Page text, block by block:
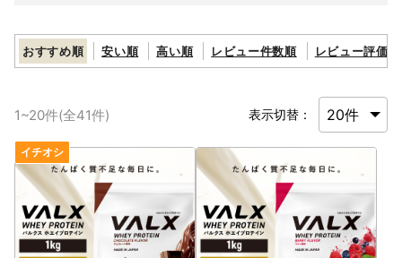
おすすめ順 安い順 高い順 レビュー件数順 レビュー評価順
1~20件(全41件) 表示切替：